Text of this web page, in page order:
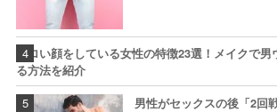
エロい顔をしている女性の特徴23選！メイクで
る方法を紹介
男性がセックスの後「2回